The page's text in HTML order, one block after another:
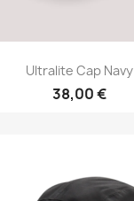
Ultralite Cap Navy
38,00 €